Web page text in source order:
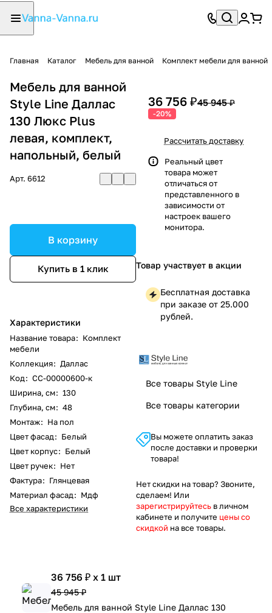
Главная Каталог Мебель для ванной Комплект мебели для ванной
Мебель для ванной
Style Line Даллас
130 Люкс Plus
левая, комплект,
напольный, белый
Арт. 6612
В корзину
Купить в 1 клик
Характеристики
Название товара: Комплект
мебели
Коллекция: Даллас
Код: СС-00000600-к
Ширина, см: 130
Глубина, см: 48
Монтаж: На пол
Цвет фасад: Белый
Цвет корпус: Белый
Цвет ручек: Нет
Фактура: Глянцевая
Материал фасад: Мдф
Все характеристики
36 756 ₽45 945 ₽
-20%
Рассчитать доставку
Реальный цвет
товара может
отличаться от
представленного в
зависимости от
настроек вашего
монитора.
Товар участвует в акции
Бесплатная доставка
при заказе от 25.000
рублей.
Все товары Style Line
Все товары категории
Вы можете оплатить заказ
после доставки и проверки
товара!
Нет скидки на товар? Звоните,
сделаем! Или
зарегистрируйтесь в личном
кабинете и получите цены со
скидкой на все товары.
36 756 ₽ x 1 шт
45 945 ₽
Мебель для ванной Style Line Даллас 130